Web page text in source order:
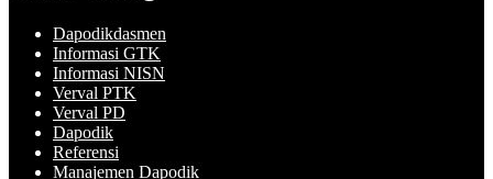
Dapodikdasmen
Informasi GTK
Informasi NISN
Verval PTK
Verval PD
Dapodik
Referensi
Manajemen Dapodik